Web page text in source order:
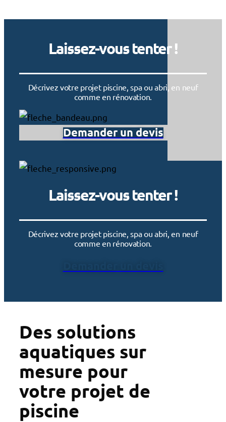
Laissez-vous tenter !
Décrivez votre projet piscine, spa ou abri, en neuf
comme en rénovation.
Demander un devis
Laissez-vous tenter !
Décrivez votre projet piscine, spa ou abri, en neuf
comme en rénovation.
Des solutions
aquatiques sur
mesure pour
votre projet de
piscine